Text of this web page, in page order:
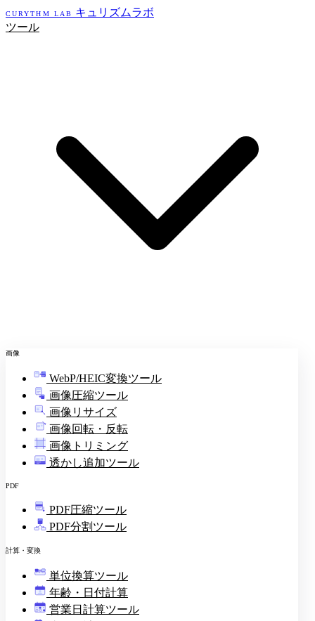
CURYTHM LAB
キュリズムラボ
ツール
画像
WebP/HEIC変換ツール
画像圧縮ツール
画像リサイズ
画像回転・反転
画像トリミング
透かし追加ツール
PDF
PDF圧縮ツール
PDF分割ツール
計算・変換
単位換算ツール
年齢・日付計算
営業日計算ツール